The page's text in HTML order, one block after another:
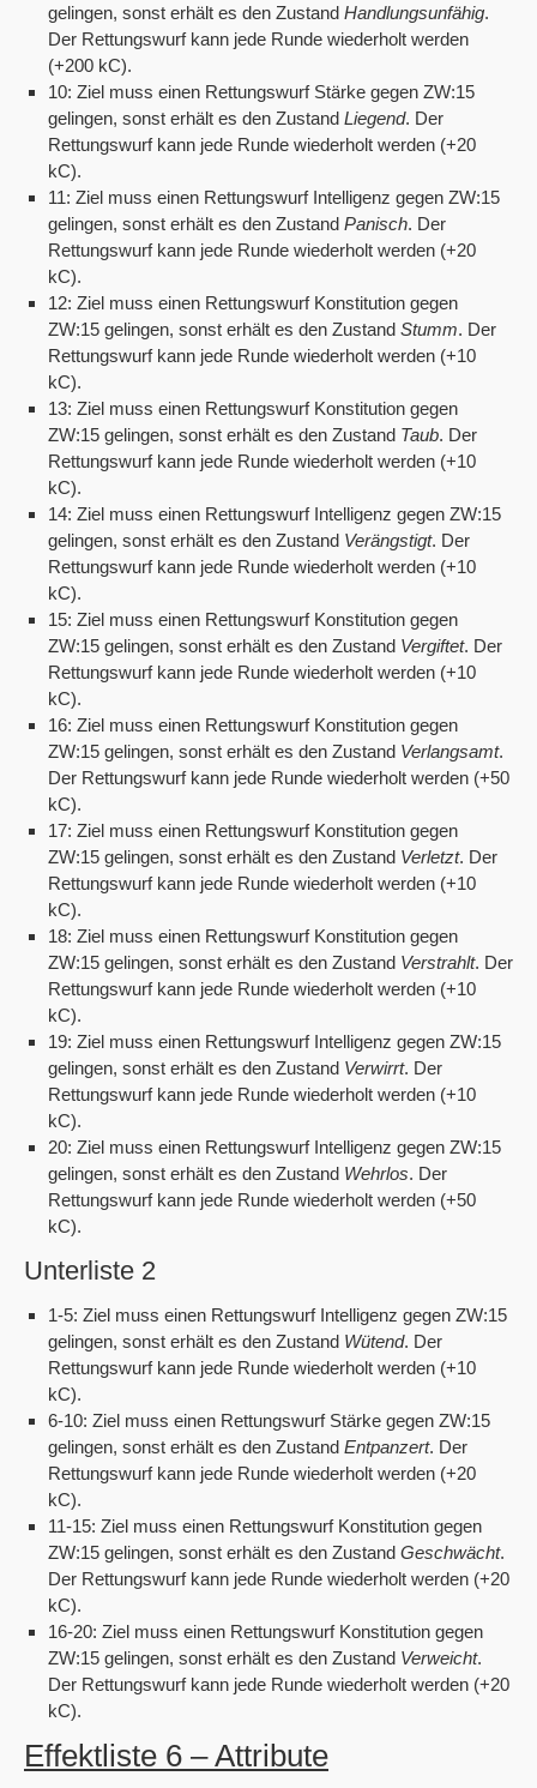
gelingen, sonst erhält es den Zustand Handlungsunfähig.
Der Rettungswurf kann jede Runde wiederholt werden
(+200 kC).
10: Ziel muss einen Rettungswurf Stärke gegen ZW:15
gelingen, sonst erhält es den Zustand Liegend. Der
Rettungswurf kann jede Runde wiederholt werden (+20
kC).
11: Ziel muss einen Rettungswurf Intelligenz gegen ZW:15
gelingen, sonst erhält es den Zustand Panisch. Der
Rettungswurf kann jede Runde wiederholt werden (+20
kC).
12: Ziel muss einen Rettungswurf Konstitution gegen
ZW:15 gelingen, sonst erhält es den Zustand Stumm. Der
Rettungswurf kann jede Runde wiederholt werden (+10
kC).
13: Ziel muss einen Rettungswurf Konstitution gegen
ZW:15 gelingen, sonst erhält es den Zustand Taub. Der
Rettungswurf kann jede Runde wiederholt werden (+10
kC).
14: Ziel muss einen Rettungswurf Intelligenz gegen ZW:15
gelingen, sonst erhält es den Zustand Verängstigt. Der
Rettungswurf kann jede Runde wiederholt werden (+10
kC).
15: Ziel muss einen Rettungswurf Konstitution gegen
ZW:15 gelingen, sonst erhält es den Zustand Vergiftet. Der
Rettungswurf kann jede Runde wiederholt werden (+10
kC).
16: Ziel muss einen Rettungswurf Konstitution gegen
ZW:15 gelingen, sonst erhält es den Zustand Verlangsamt.
Der Rettungswurf kann jede Runde wiederholt werden (+50
kC).
17: Ziel muss einen Rettungswurf Konstitution gegen
ZW:15 gelingen, sonst erhält es den Zustand Verletzt. Der
Rettungswurf kann jede Runde wiederholt werden (+10
kC).
18: Ziel muss einen Rettungswurf Konstitution gegen
ZW:15 gelingen, sonst erhält es den Zustand Verstrahlt. Der
Rettungswurf kann jede Runde wiederholt werden (+10
kC).
19: Ziel muss einen Rettungswurf Intelligenz gegen ZW:15
gelingen, sonst erhält es den Zustand Verwirrt. Der
Rettungswurf kann jede Runde wiederholt werden (+10
kC).
20: Ziel muss einen Rettungswurf Intelligenz gegen ZW:15
gelingen, sonst erhält es den Zustand Wehrlos. Der
Rettungswurf kann jede Runde wiederholt werden (+50
kC).
Unterliste 2
1-5: Ziel muss einen Rettungswurf Intelligenz gegen ZW:15
gelingen, sonst erhält es den Zustand Wütend. Der
Rettungswurf kann jede Runde wiederholt werden (+10
kC).
6-10: Ziel muss einen Rettungswurf Stärke gegen ZW:15
gelingen, sonst erhält es den Zustand Entpanzert. Der
Rettungswurf kann jede Runde wiederholt werden (+20
kC).
11-15: Ziel muss einen Rettungswurf Konstitution gegen
ZW:15 gelingen, sonst erhält es den Zustand Geschwächt.
Der Rettungswurf kann jede Runde wiederholt werden (+20
kC).
16-20: Ziel muss einen Rettungswurf Konstitution gegen
ZW:15 gelingen, sonst erhält es den Zustand Verweicht.
Der Rettungswurf kann jede Runde wiederholt werden (+20
kC).
Effektliste 6 – Attribute